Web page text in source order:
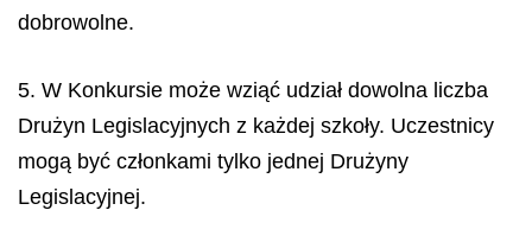
dobrowolne.
5. W Konkursie może wziąć udział dowolna liczba
Drużyn Legislacyjnych z każdej szkoły. Uczestnicy
mogą być członkami tylko jednej Drużyny
Legislacyjnej.